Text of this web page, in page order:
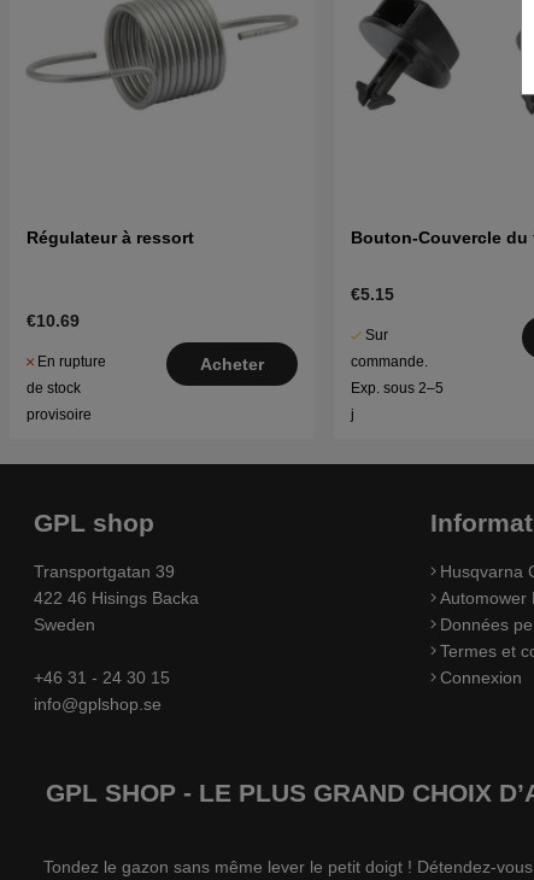
Régulateur à ressort
€10.69
En rupture
de stock
provisoire
Acheter
Bouton-Couvercle du
€5.15
Sur
commande.
Exp. sous 2–5
j
GPL shop
Transportgatan 39
422 46 Hisings Backa
Sweden
+46 31 - 24 30 15
info@gplshop.se
Husqvarna
Automower
Données
Termes et
Connexion
GPL SHOP - LE PLUS GRAND CHOIX
Tondez le gazon sans même lever le petit doigt ! Détendez-